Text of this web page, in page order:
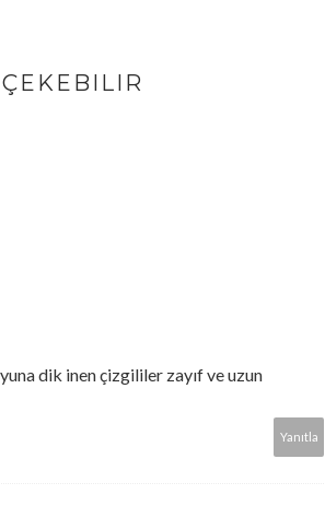
dik inen çizgililer zayıf ve uzun
Yanıtla